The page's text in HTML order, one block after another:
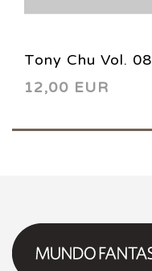
Tony Chu Vol. 08
HC 2017
12,00 EUR